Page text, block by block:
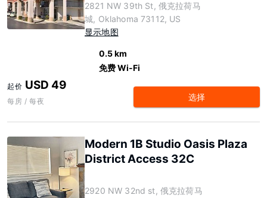
2821 NW 39th St, 俄克拉荷马
城, Oklahoma 73112, US
显示地图
0.5 km
免费 Wi-Fi
起价 USD 49
每房 / 每夜 选择
Modern 1B Studio Oasis Plaza
District Access 32C
2920 NW 32nd st, 俄克拉荷马